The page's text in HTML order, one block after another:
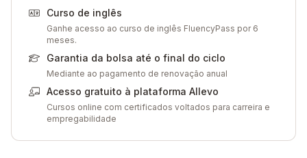
Curso de inglês
Ganhe acesso ao curso de inglês FluencyPass por 6
meses.
Garantia da bolsa até o final do ciclo
Mediante ao pagamento de renovação anual
Acesso gratuito à plataforma Allevo
Cursos online com certificados voltados para carreira e
empregabilidade